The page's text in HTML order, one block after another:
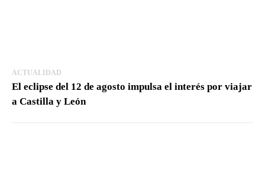
ACTUALIDAD
El eclipse del 12 de agosto impulsa el interés por viajar
a Castilla y León